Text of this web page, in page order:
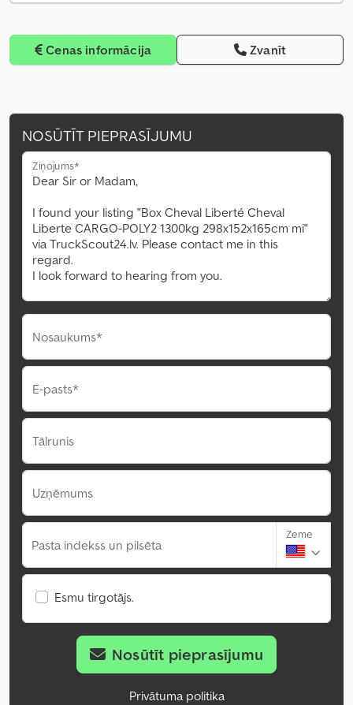
Cenas informācija Zvanīt
NOSŪTĪT PIEPRASĪJUMU
Ziņojums*
Nosaukums*
E-pasts*
Tālrunis
Uzņēmums
Pasta indekss un pilsēta
Zeme
Esmu tirgotājs.
Nosūtīt pieprasījumu
Privātuma politika